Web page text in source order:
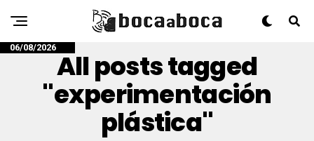
06/08/2026
All posts tagged
"experimentación
plástica"